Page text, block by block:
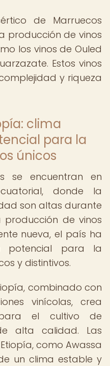
de Marruecos
producción de vinos
los vinos de Ouled
Estos vinos
y riqueza
clima
para la
únicos
se encuentran en
donde la
son altas durante
de vinos
nueva, el país ha
potencial para la
y distintivos.
combinado con
vinícolas, crea
para el cultivo de
alta calidad. Las
como Awassa
un clima estable y